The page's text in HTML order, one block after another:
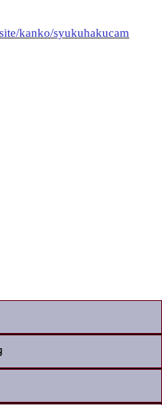
kanko/syukuhakucam